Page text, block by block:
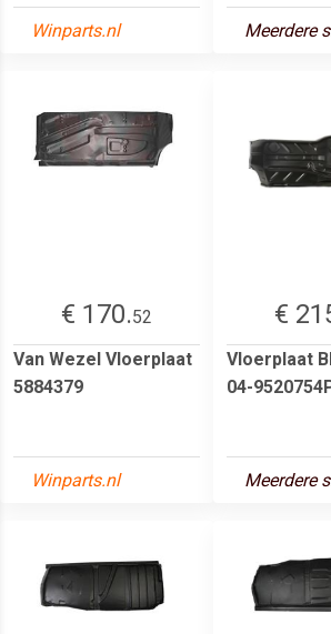
Winparts.nl
Meerdere
€ 170.52
Van Wezel Vloerplaat
5884379
Winparts.nl
€
Vloerplaat
04-
Meerdere